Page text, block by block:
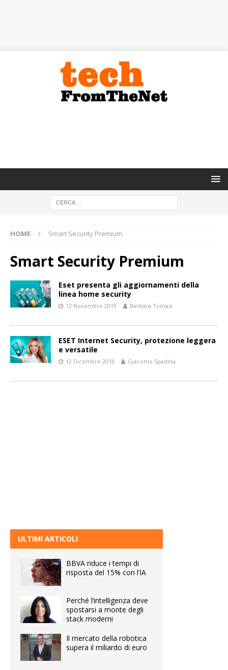
HOME Smart Security Premium
Smart Security Premium
Eset presenta gli aggiornamenti della
linea home security
12 Novembre 2019 Barbara Tomasi
ESET Internet Security, protezione leggera
e versatile
12 Dicembre 2018 Giacomo Spadina
ULTIMI ARTICOLI
BBVA riduce i tempi di
risposta del 15% con l’IA
Perché l’intelligenza deve
spostarsi a monte degli
stack moderni
Il mercato della robotica
supera il miliardo di euro